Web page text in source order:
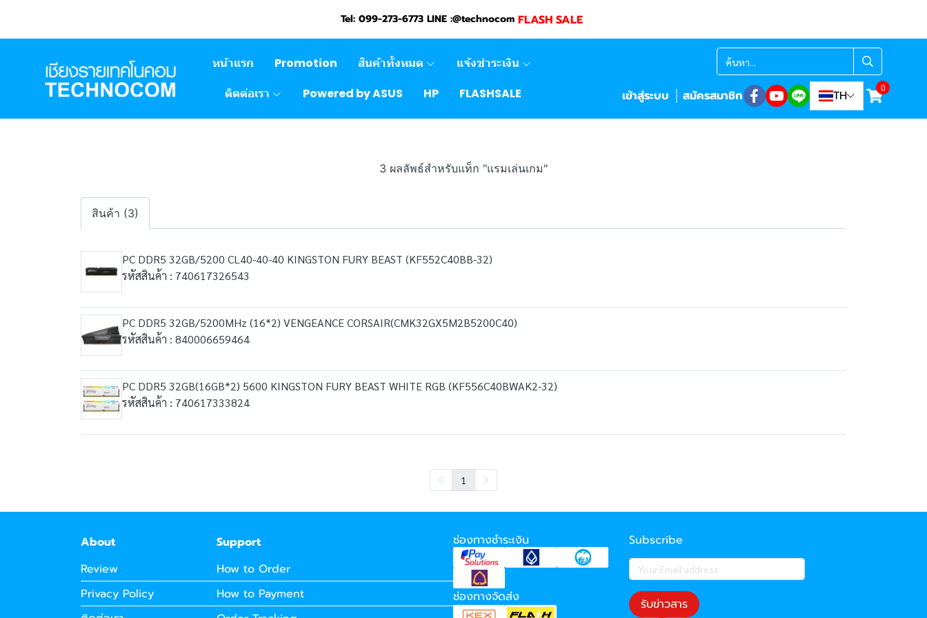
Tel: 099-273-6773 LINE :@technocom FLASH SALE
หน้าแรก Promotion สินค้าทั้งหมด
แจ้งชำระเงิน
ติดต่อเรา
Powered by ASUS HP FLASHSALE เข้าสู่ระบบ สมัครสมาชิก TH 0
3 ผลลัพธ์สำหรับแท็ก "แรมเล่นเกม"
สินค้า (3)
PC DDR5 32GB/5200 CL40-40-40 KINGSTON FURY BEAST (KF552C40BB-32)
รหัสสินค้า : 740617326543
PC DDR5 32GB/5200MHz (16*2) VENGEANCE CORSAIR(CMK32GX5M2B5200C40)
รหัสสินค้า : 840006659464
PC DDR5 32GB(16GB*2) 5600 KINGSTON FURY BEAST WHITE RGB (KF556C40BWAK2-32)
รหัสสินค้า : 740617333824
1
About
Review
Privacy Policy
Support
How to Order
How to Payment
ช่องทางชำระเงิน
ช่องทางจัดส่ง
Subscribe
รับข่าวสาร